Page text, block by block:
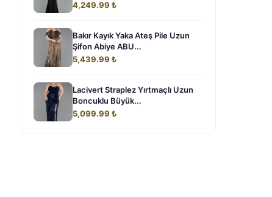
4,249.99 ₺
Bakır Kayık Yaka Ateş Pile Uzun
Şifon Abiye ABU...
5,439.99 ₺
Lacivert Straplez Yırtmaçlı Uzun
Boncuklu Büyük...
5,099.99 ₺